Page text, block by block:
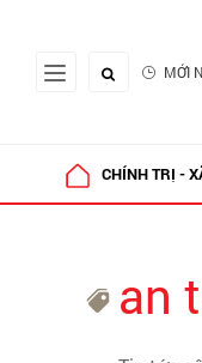
MỚI
CHÍNH TRỊ -
an